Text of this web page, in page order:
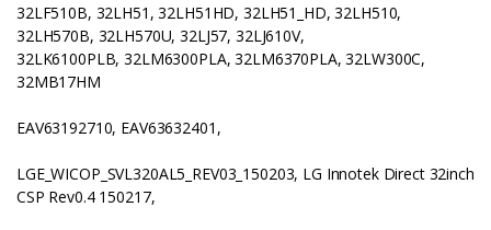
32LF510B, 32LH51, 32LH51HD, 32LH51_HD, 32LH510,
32LH570B, 32LH570U, 32LJ57, 32LJ610V,
32LK6100PLB, 32LM6300PLA, 32LM6370PLA, 32LW300C,
32MB17HM
EAV63192710, EAV63632401,
LGE_WICOP_SVL320AL5_REV03_150203, LG Innotek Direct 32inch
CSP Rev0.4 150217,